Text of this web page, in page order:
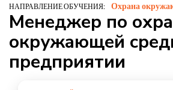
НАПРАВЛЕНИЕ ОБУЧЕНИЯ: Охрана
Менеджер по
окружающей
предприятии